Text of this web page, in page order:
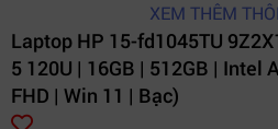
Cổng giao
tiếp
2 x USB Type-A
1 x HDMI 1.4b
1 x combo tai
1 x đầu đọc thẻ SD
XEM THÊM
Laptop HP 15-fd1045TU
5 120U | 16GB | 512GB | Intel
FHD | Win 11 | Bạc)